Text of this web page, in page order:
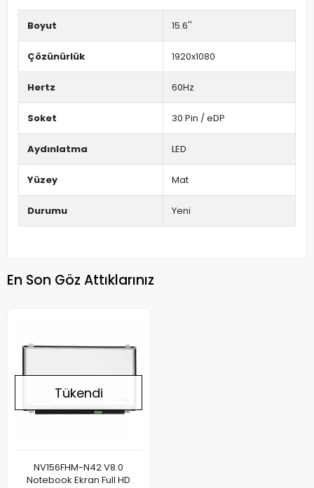
Boyut 15.6''
Çözünürlük 1920x1080
Hertz 60Hz
Soket 30 Pin / eDP
Aydınlatma LED
Yüzey Mat
Durumu Yeni
En Son Göz Attıklarınız
Tükendi
NV156FHM-N42 V8.0
Notebook Ekran Full HD